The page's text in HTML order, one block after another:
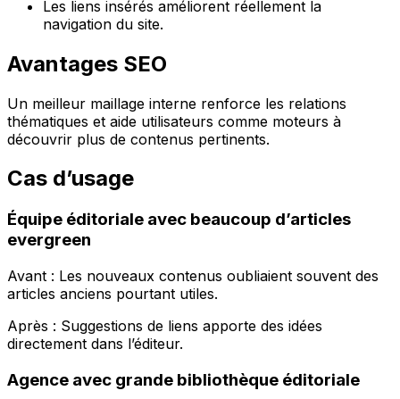
Les liens insérés améliorent réellement la
navigation du site.
Avantages SEO
Un meilleur maillage interne renforce les relations
thématiques et aide utilisateurs comme moteurs à
découvrir plus de contenus pertinents.
Cas d’usage
Équipe éditoriale avec beaucoup d’articles
evergreen
Avant : Les nouveaux contenus oubliaient souvent des
articles anciens pourtant utiles.
Après : Suggestions de liens apporte des idées
directement dans l’éditeur.
Agence avec grande bibliothèque éditoriale